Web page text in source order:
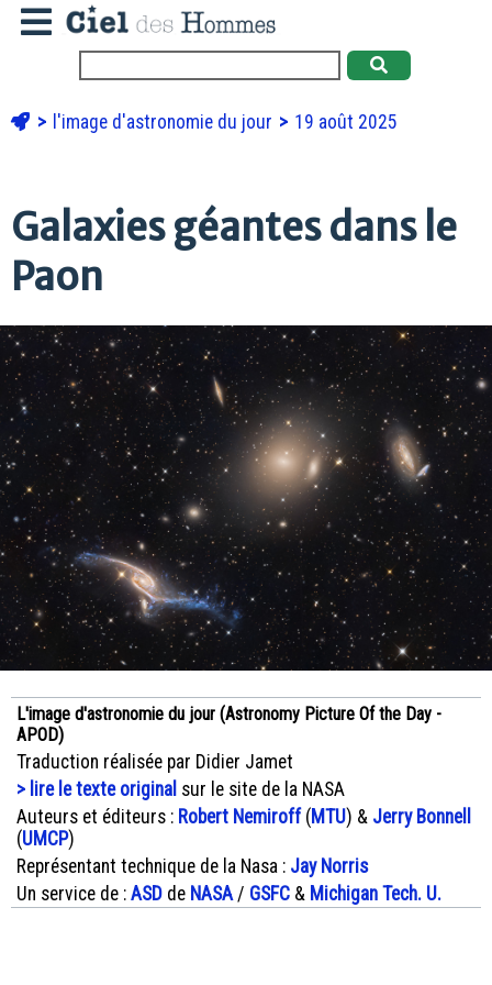
l'image d'astronomie du jour 19 août 2025
Galaxies géantes dans le
Paon
L'image d'astronomie du jour (Astronomy Picture Of the Day -
APOD)
Traduction réalisée par Didier Jamet
> lire le texte original sur le site de la NASA
Auteurs et éditeurs : Robert Nemiroff( MTU) & Jerry Bonnell
(UMCP)
Représentant technique de la Nasa : Jay Norris
Un service de : ASD de NASA/ GSFC & Michigan Tech. U.